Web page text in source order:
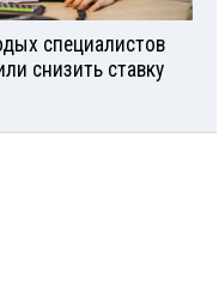
специалистов
снизить ставку